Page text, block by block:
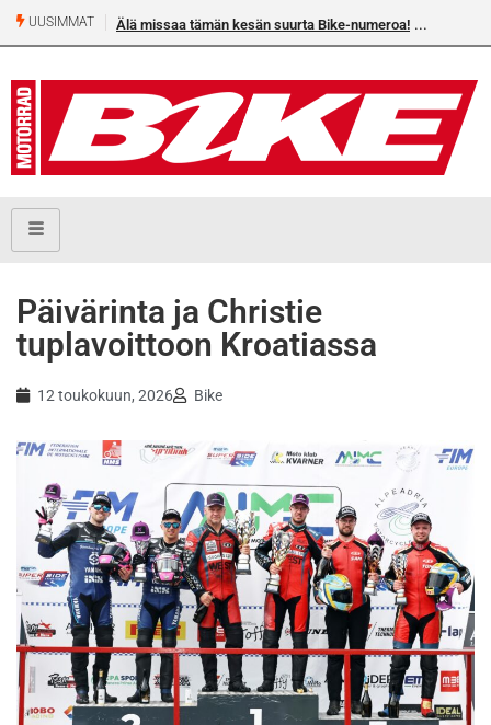
UUSIMMAT Älä missaa tämän kesän suurta Bike-numeroa!
Päivärinta ja Christie
tuplavoittoon Kroatiassa
12 toukokuun, 2026 Bike